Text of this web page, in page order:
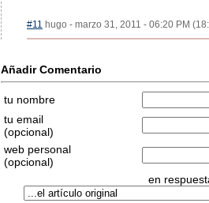
#11 hugo - marzo 31, 2011 - 06:20 PM
Añadir Comentario
tu nombre
tu email
(opcional)
web personal
(opcional)
en